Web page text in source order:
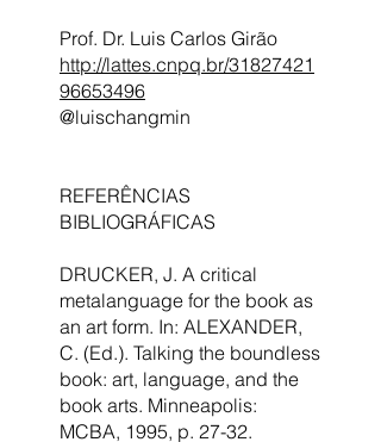
http://lattes.cnpq.br/31827421
96653496
@luischangmin
REFERÊNCIAS
BIBLIOGRÁFICAS
DRUCKER, J. A critical
metalanguage for the book as
an art form. In: ALEXANDER,
C. (Ed.). Talking the boundless
book: art, language, and the
book arts. Minneapolis:
MCBA, 1995, p. 27-32.